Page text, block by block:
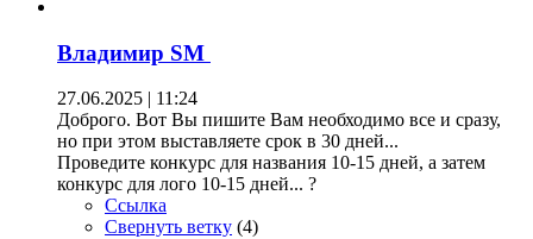
Владимир SM
27.06.2025 | 11:24
Доброго. Вот Вы пишите Вам необходимо все и сразу,
но при этом выставляете срок в 30 дней...
Проведите конкурс для названия 10-15 дней, а затем
конкурс для лого 10-15 дней... ?
Ссылка
Свернуть ветку (4)